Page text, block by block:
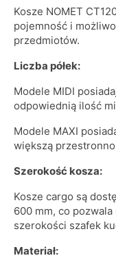
Kosze NOMET
pojemność i
przedmiotów.
Liczba półek:
Modele MIDI
odpowiednią ilość
Modele MAXI
większą
Szerokość kosza:
Kosze cargo są
600 mm, co
szerokości szafek
Materiał: